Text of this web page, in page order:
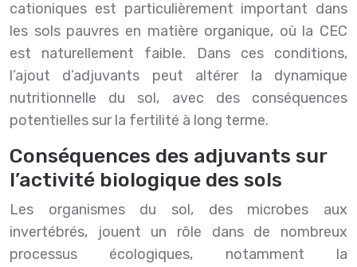
cationiques est particulièrement important dans
les sols pauvres en matière organique, où la CEC
est naturellement faible. Dans ces conditions,
l’ajout d’adjuvants peut altérer la dynamique
nutritionnelle du sol, avec des conséquences
potentielles sur la fertilité à long terme.
Conséquences des adjuvants sur
l’activité biologique des sols
Les organismes du sol, des microbes aux
invertébrés, jouent un rôle dans de nombreux
processus écologiques, notamment la